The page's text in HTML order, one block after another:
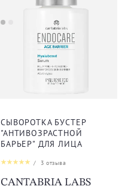
СЫВОРОТКА БУСТЕР
"АНТИВОЗРАСТНОЙ
БАРЬЕР" ДЛЯ ЛИЦА
/ 3 отзыва
CANTABRIA LABS